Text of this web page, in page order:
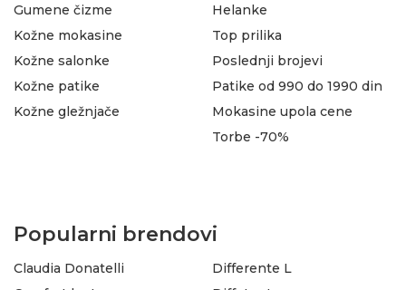
Gumene čizme
Helanke
Kožne mokasine
Kožne salonke
Kožne patike
Kožne gležnjače
Top prilika
Poslednji brojevi
Patike od 990 do 1990 din
Mokasine upola cene
Torbe -70%
Popularni brendovi
Claudia Donatelli
Differente L